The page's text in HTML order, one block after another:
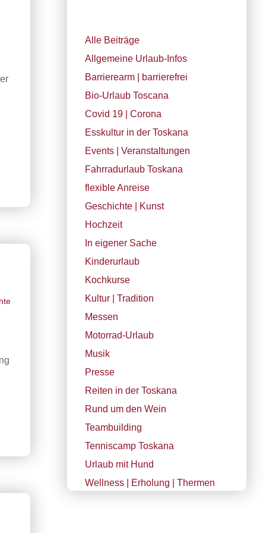
Alle Beiträge
Allgemeine Urlaub-Infos
Barrierearm | barrierefrei
Bio-Urlaub Toscana
Covid 19 | Corona
Esskultur in der Toskana
Events | Veranstaltungen
Fahrradurlaub Toskana
flexible Anreise
Geschichte | Kunst
Hochzeit
In eigener Sache
Kinderurlaub
Kochkurse
Kultur | Tradition
Messen
Motorrad-Urlaub
Musik
Presse
Reiten in der Toskana
Rund um den Wein
Teambuilding
Tenniscamp Toskana
Urlaub mit Hund
Wellness | Erholung | Thermen